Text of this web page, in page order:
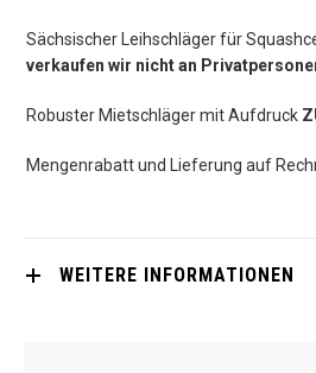
Sächsischer Leihschläger für
verkaufen wir nicht an
Robuster Mietschläger mit Aufdruck
Mengenrabatt und Lieferung auf
WEITERE INFORMATIONEN